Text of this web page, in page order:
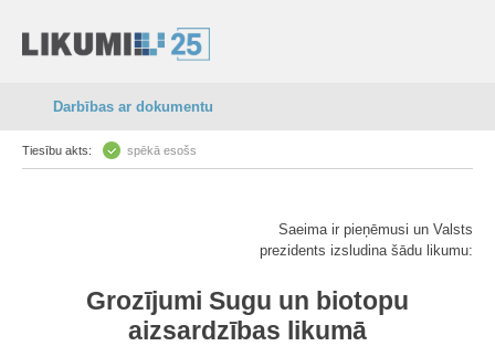
Darbības ar dokumentu
Tiesību akts: spēkā esošs
Saeima ir pieņēmusi un Valsts
prezidents izsludina šādu likumu:
Grozījumi Sugu un biotopu
aizsardzības likumā